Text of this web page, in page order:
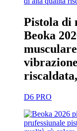
Pistola di
Beoka
D6 PRO